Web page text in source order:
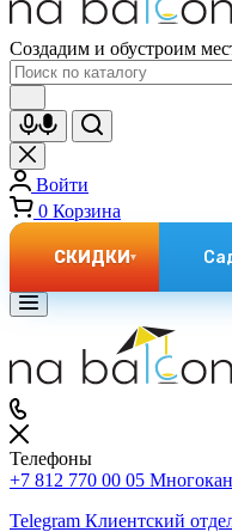
Создадим и обустроим
Войти
0 Корзина
СКИДКИ▾
Телефоны
+7 812 770 00 05
Telegram Клиентский